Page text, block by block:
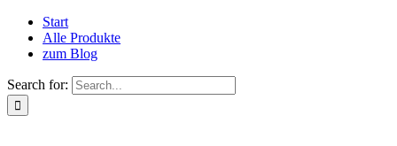
Start
Alle Produkte
zum Blog
Search for: